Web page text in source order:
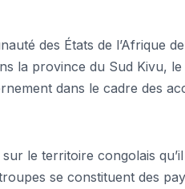
des États de l’Afrique
la province du Sud Kivu,
dans le cadre des
le territoire congolais qu’il
se constituent des